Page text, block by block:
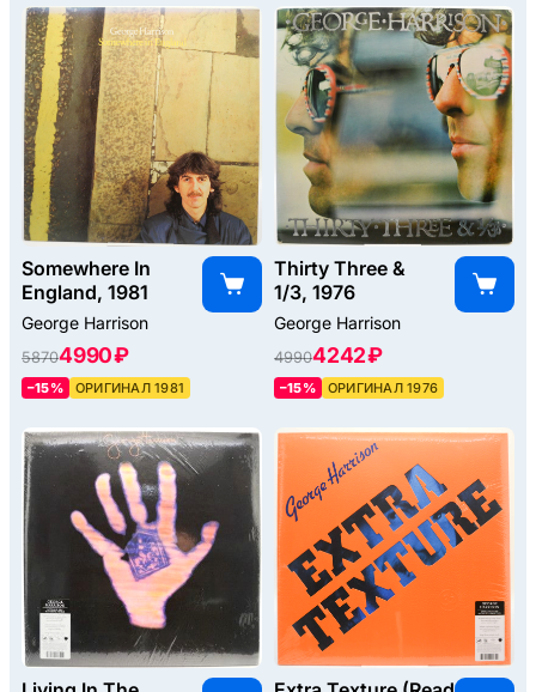
Somewhere In
England, 1981
George Harrison
58704990 ₽
–15% ОРИГИНАЛ 1981
Thirty Three &
1/3, 1976
George Harrison
49904242 ₽
–15% ОРИГИНАЛ 1976